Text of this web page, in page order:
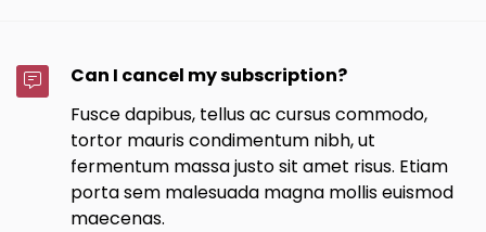
Can I cancel my subscription?
Fusce dapibus, tellus ac cursus commodo,
tortor mauris condimentum nibh, ut
fermentum massa justo sit amet risus. Etiam
porta sem malesuada magna mollis euismod
maecenas.